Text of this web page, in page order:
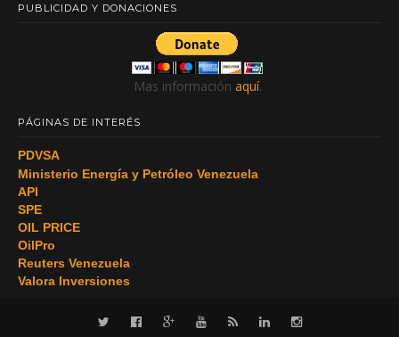
PUBLICIDAD Y DONACIONES
Mas información aquí.
PÁGINAS DE INTERÉS
PDVSA
Ministerio Energía y Petróleo Venezuela
API
SPE
OIL PRICE
OilPro
Reuters Venezuela
Valora Inversiones